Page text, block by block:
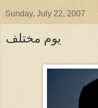
Sunday, July 22, 2007
يوم مختلف